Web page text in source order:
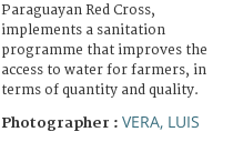
Paraguayan Red Cross,
implements a sanitation
programme that improves the
access to water for farmers, in
terms of quantity and quality.
Photographer : VERA, LUIS